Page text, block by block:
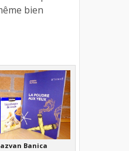
bien
Banica